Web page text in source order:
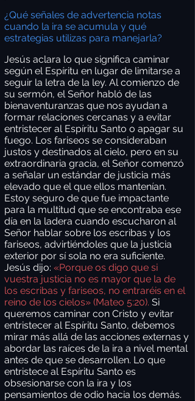
¿Qué señales de advertencia notas
cuando la ira se acumula y qué
estrategias utilizas para manejarla?
Jesús aclara lo que significa caminar
según el Espíritu en lugar de limitarse a
seguir la letra de la ley. Al comienzo de
su sermón, el Señor habló de las
bienaventuranzas que nos ayudan a
formar relaciones cercanas y a evitar
entristecer al Espíritu Santo o apagar su
fuego. Los fariseos se consideraban
justos y destinados al cielo, pero en su
extraordinaria gracia, el Señor comenzó
a señalar un estándar de justicia más
elevado que el que ellos mantenían.
Estoy seguro de que fue impactante
para la multitud que se encontraba ese
día en la ladera cuando escucharon al
Señor hablar sobre los escribas y los
fariseos, advirtiéndoles que la justicia
exterior por sí sola no era suficiente.
Jesús dijo: «Porque os digo que si
vuestra justicia no es mayor que la de
los escribas y fariseos, no entraréis en el
reino de los cielos» (Mateo 5:20). Si
queremos caminar con Cristo y evitar
entristecer al Espíritu Santo, debemos
mirar más allá de las acciones externas y
abordar las raíces de la ira a nivel mental
antes de que se desarrollen. Lo que
entristece al Espíritu Santo es
obsesionarse con la ira y los
pensamientos de odio hacia los demás.